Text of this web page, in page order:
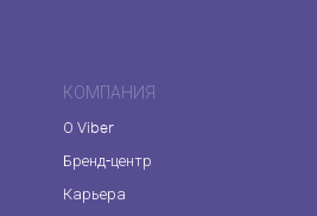
КОМПАНИЯ
О Viber
Бренд-центр
Карьера